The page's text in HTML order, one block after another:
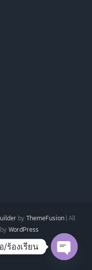
by ThemeFusion| All
WordPress
Pinterest
/ร้องเรียน